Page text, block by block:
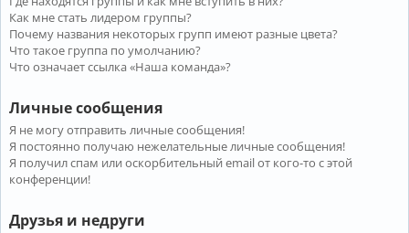
Как мне стать лидером группы?
Почему названия некоторых групп имеют разные цвета?
Что такое группа по умолчанию?
Что означает ссылка «Наша команда»?
Личные сообщения
Я не могу отправить личные сообщения!
Я постоянно получаю нежелательные личные сообщения!
Я получил спам или оскорбительный email от кого-то с этой
конференции!
Друзья и недруги